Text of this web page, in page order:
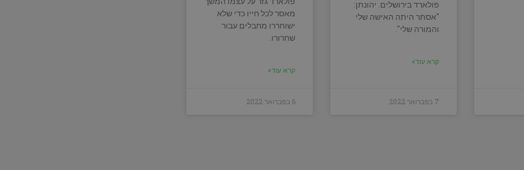
פולארד בירושלים. יהונתן:
"אסתר היתה האישה שלי
והמורה שלי".
קרא עוד»
7 בפברואר 2022
מאסר לכל חייו כדי שלא
ישוחררו מחבלים עבור
שחרורו.
קרא עוד»
6 בפברואר 2022